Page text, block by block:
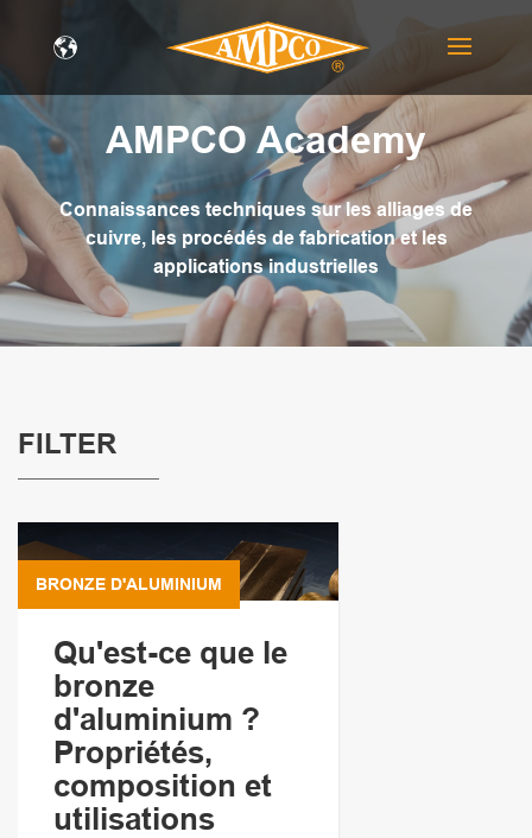
AMPCO Academy
Connaissances techniques sur les alliages de
cuivre, les procédés de fabrication et les
applications industrielles
FILTER
BRONZE D'ALUMINIUM
Qu'est-ce que le
bronze
d'aluminium ?
Propriétés,
composition et
utilisations